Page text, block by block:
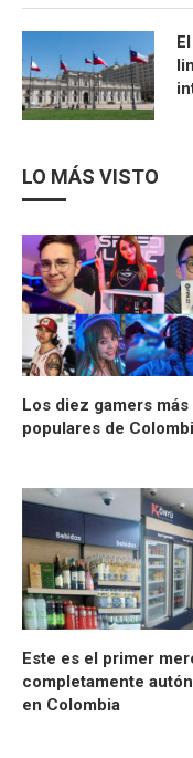
LO MÁS VISTO
Los diez gamers más
populares de
Este es el primer
completamente
en Colombia